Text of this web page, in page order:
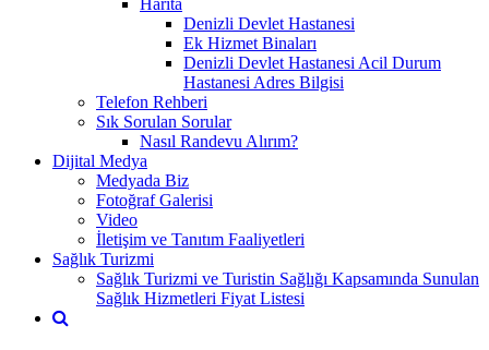
Denizli Devlet Hastanesi
Ek Hizmet Binaları
Denizli Devlet Hastanesi Acil Durum
Hastanesi Adres Bilgisi
Telefon Rehberi
Sık Sorulan Sorular
Nasıl Randevu Alırım?
Dijital Medya
Medyada Biz
Fotoğraf Galerisi
Video
İletişim ve Tanıtım Faaliyetleri
Sağlık Turizmi
Sağlık Turizmi ve Turistin Sağlığı Kapsamında Sunulan
Sağlık Hizmetleri Fiyat Listesi